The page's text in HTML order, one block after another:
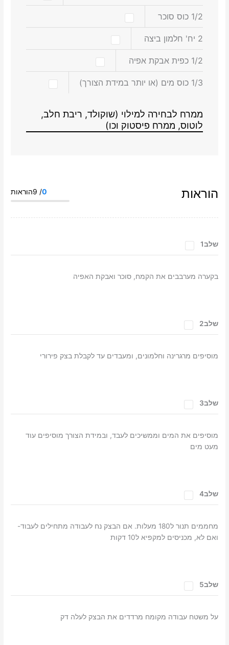
1/2 כוס סוכר
2 יח' חלמון ביצה
1/2 כפית אבקת אפיה
1/3 כוס מים (או יותר במידת הצורך)
ממרח לבחירה למילוי (שוקולד, ריבת חלב,
לוטוס, ממרח פיסטוק וכו)
הוראות 0/ 9הוראות
שלב1
בקערה מערבבים את הקמח, סוכר ואבקת האפיה
שלב2
מוסיפים מרגרינה וחלמונים, ומעבדים עד לקבלת בצק פירורי
שלב3
מוסיפים את המים וממשיכים לעבד, ובמידת הצורך מוסיפים עוד
מעט מים
שלב4
מחממים תנור ל180 מעלות. אם הבצק נח לעבודה מתחילים לעבוד-
ואם לא, מכניסים למקפיא ל10 דקות
שלב5
על משטח עבודה מקומח מרדדים את הבצק לעלה דק